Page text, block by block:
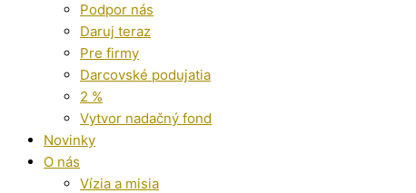
Podpor nás
Daruj teraz
Pre firmy
Darcovské podujatia
2 %
Vytvor nadačný fond
Novinky
O nás
Vízia a misia